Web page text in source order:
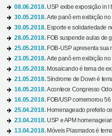
08.06.2018. USP exibe exposição in l
30.05.2018.Arte panô em exibição no
30.05.2018. Esporte e solidariedade
28.05.2018. FOB suspende aulas de
25.05.2018. FOB-USP apresenta sua
23.05.2018.Arte panô em exibição no
21.05.2018. Mosaicando é tema de
21.05.2018.Síndrome de Down é
16.05.2018.Acontece Congresso
16.05.2018. FOB/USP comemorou
25.04.2018. Homenageado prefeito
23.04.2018. USP e APM
13.04.2018. Móveis Plasmados é